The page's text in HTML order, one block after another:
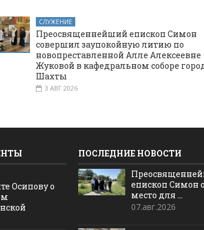
СЛУЖЕНИЕ
Преосвященнейший епископ Симон
совершил заупокойную литию по
новопреставленной Алле Алексеевне
Жуковой в кафедральном соборе
Шахты
3 АВГ 2026
Осипову о
ПОСЛЕДНИЕ НОВОСТИ
епископ Симон
место для ...
07.авг.2026